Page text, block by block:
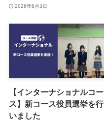
2026年8月3日
【インターナショナルコー
ス】新コース役員選挙を行
いました